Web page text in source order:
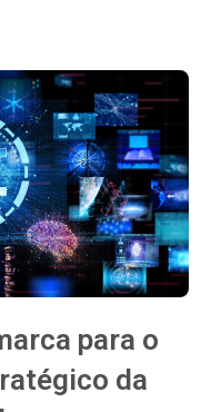
para o
da